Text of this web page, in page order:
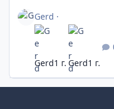
Gerd ·
Gerd1 г. Gerd1 г.